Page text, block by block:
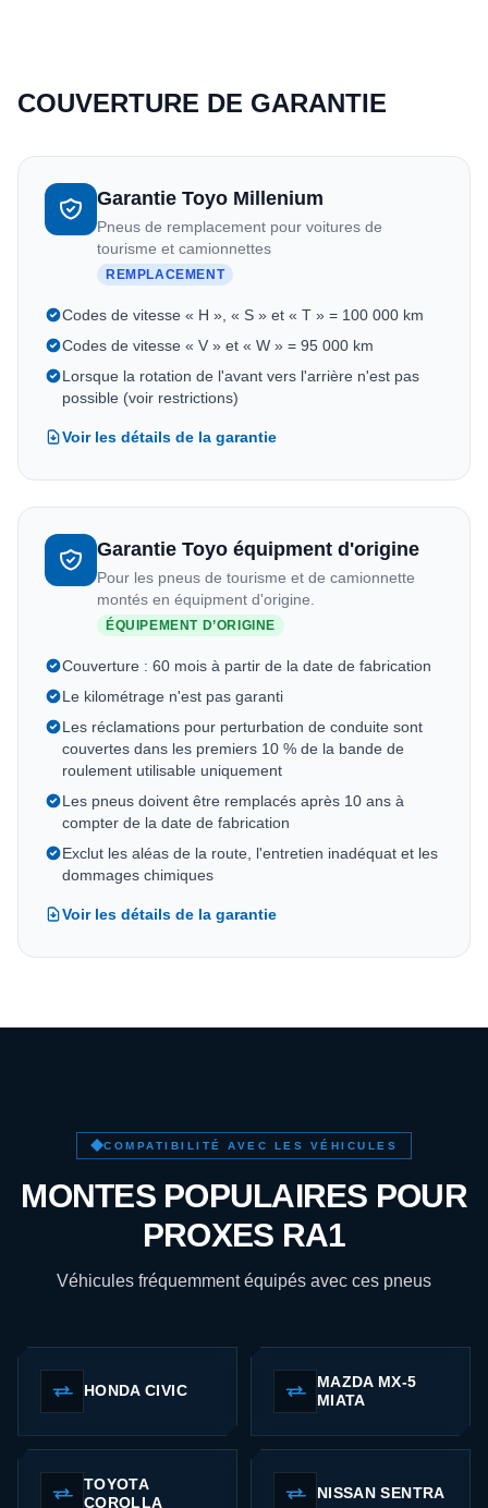
COUVERTURE DE GARANTIE
Garantie Toyo Millenium
Pneus de remplacement pour voitures de
tourisme et camionnettes
REMPLACEMENT
Codes de vitesse « H », « S » et « T » = 100 000 km
Codes de vitesse « V » et « W » = 95 000 km
Lorsque la rotation de l'avant vers l'arrière n'est pas
possible (voir restrictions)
Voir les détails de la garantie
Garantie Toyo équipment d'origine
Pour les pneus de tourisme et de camionnette
montés en équipment d'origine.
ÉQUIPEMENT D’ORIGINE
Couverture : 60 mois à partir de la date de fabrication
Le kilométrage n'est pas garanti
Les réclamations pour perturbation de conduite sont
couvertes dans les premiers 10 % de la bande de
roulement utilisable uniquement
Les pneus doivent être remplacés après 10 ans à
compter de la date de fabrication
Exclut les aléas de la route, l'entretien inadéquat et les
dommages chimiques
Voir les détails de la garantie
COMPATIBILITÉ AVEC LES VÉHICULES
MONTES POPULAIRES POUR
PROXES RA1
Véhicules fréquemment équipés avec ces pneus
HONDA CIVIC
MAZDA MX-5
MIATA
TOYOTA
COROLLA
NISSAN SENTRA